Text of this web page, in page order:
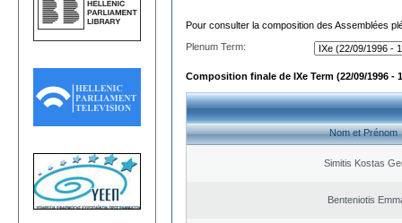
Pour consulter la composition des Assemblées
Plenum Term:
Composition finale de IXe Term (22/09/1996 -
Nom et Prénom
Simitis Kostas
Benteniotis